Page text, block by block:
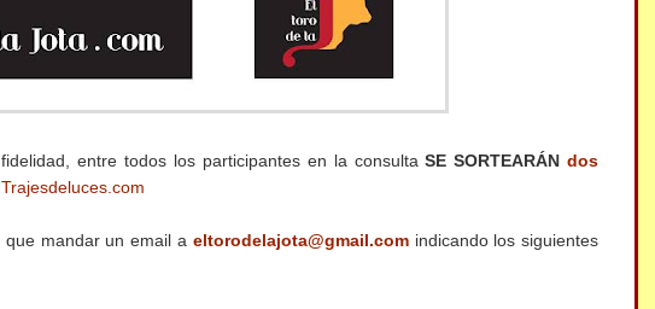
entre todos los participantes en la consultaSE SORTEARÁNdos
Trajesdeluces.com
mandar un email a eltorodelajota@gmail.comindicando los siguientes